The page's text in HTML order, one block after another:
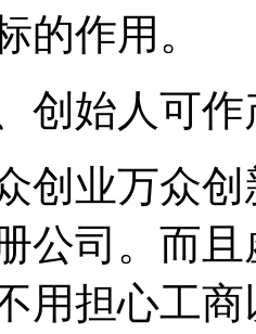
的作用。
创始人可
创业万众
公司。而
用担心工